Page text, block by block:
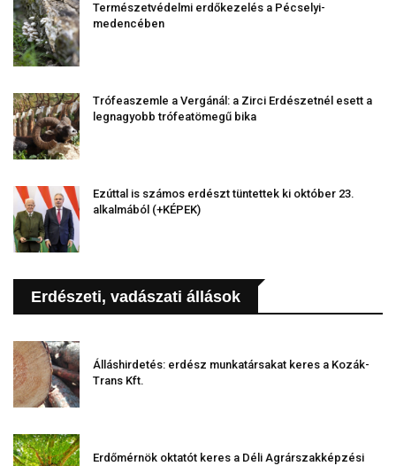
Természetvédelmi erdőkezelés a Pécselyi-
medencében
Trófeaszemle a Vergánál: a Zirci Erdészetnél esett a
legnagyobb trófeatömegű bika
Ezúttal is számos erdészt tüntettek ki október 23.
alkalmából (+KÉPEK)
Erdészeti, vadászati állások
Álláshirdetés: erdész munkatársakat keres a Kozák-
Trans Kft.
Erdőmérnök oktatót keres a Déli Agrárszakképzési